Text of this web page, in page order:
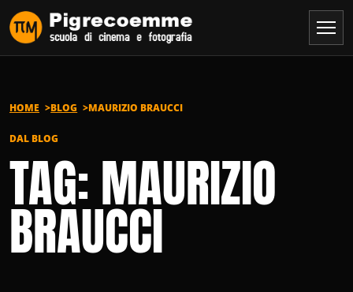
Vai al contenuto
HOME BLOG MAURIZIO BRAUCCI
DAL BLOG
TAG: MAURIZIO
BRAUCCI